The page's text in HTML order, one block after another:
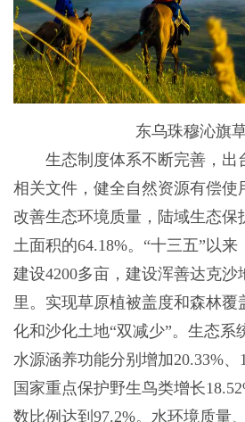
东乌珠穆沁旗
生态制度体系不断完善，出
相关文件，健全自然资源有偿使
改善生态环境质量，陆域生态保
土面积的64.18%。“十三五”以
建设4200多亩，建设浑善达克沙
里。实现草原植被盖度和森林覆
化和沙化土地“双减少”。生态系
水源涵养功能分别增加20.33%、
国家重点保护野生鸟类增长
数比例达到97.2%。水环境质量